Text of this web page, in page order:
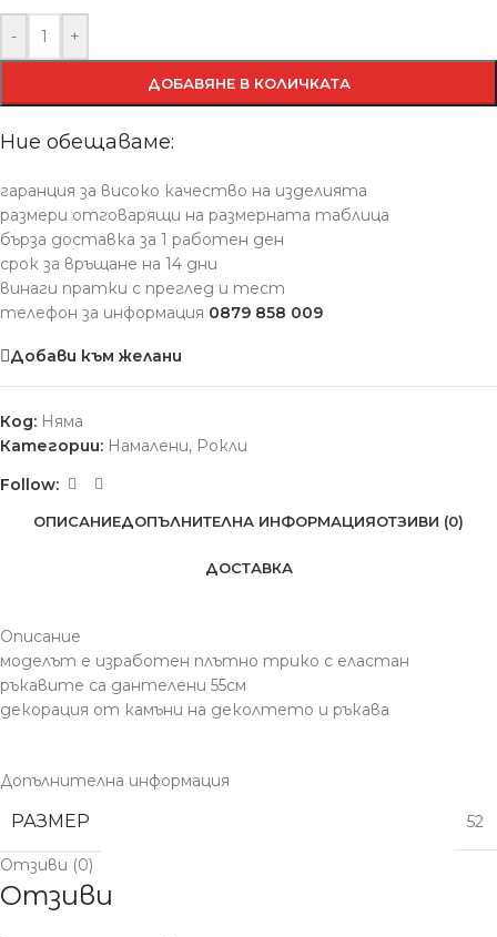
- +
ДОБАВЯНЕ В КОЛИЧКАТА
Ние обещаваме:
гаранция за високо качество на изделията
размери отговарящи на размерната таблица
бърза доставка за 1 работен ден
срок за връщане на 14 дни
винаги пратки с преглед и тест
телефон за информация 0879 858 009
Добави към желани
Код: Няма
Категории: Намалени, Рокли
Follow:
ОПИСАНИЕДОПЪЛНИТЕЛНА ИНФОРМАЦИЯОТЗИВИ (0)
ДОСТАВКА
Описание
моделът е изработен плътно трико с еластан
ръкавите са дантелени 55см
декорация от камъни на деколтето и ръкава
Допълнителна информация
РАЗМЕР 52
Отзиви (0)
Отзиви